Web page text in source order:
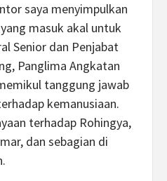
saya menyimpulkan
masuk akal untuk
Senior dan Penjabat
Panglima Angkatan
tanggung jawab
kemanusiaan.
terhadap Rohingya,
dan sebagian di